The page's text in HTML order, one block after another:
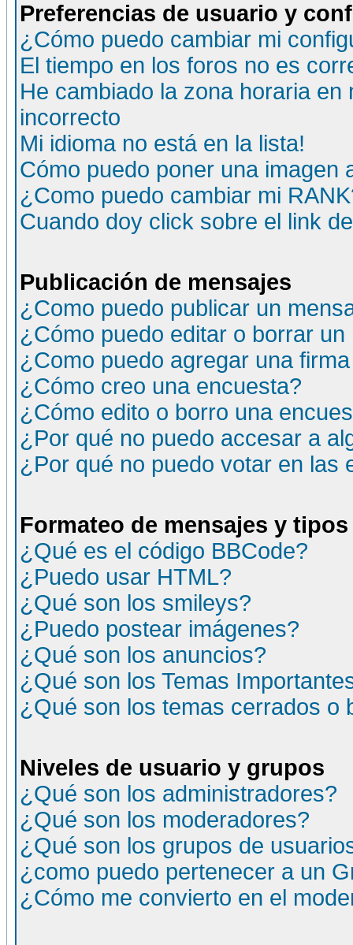
Preferencias de usuario y
¿Cómo puedo cambiar mi
El tiempo en los foros no es
He cambiado la zona horaria
incorrecto
Mi idioma no está en la lista!
Cómo puedo poner una imagen
¿Como puedo cambiar mi
Cuando doy click sobre el link
Publicación de mensajes
¿Como puedo publicar un
¿Cómo puedo editar o borrar un
¿Como puedo agregar una
¿Cómo creo una encuesta?
¿Cómo edito o borro una
¿Por qué no puedo accesar a
¿Por qué no puedo votar en las
Formateo de mensajes y
¿Qué es el código BBCode?
¿Puedo usar HTML?
¿Qué son los smileys?
¿Puedo postear imágenes?
¿Qué son los anuncios?
¿Qué son los Temas
¿Qué son los temas cerrados o
Niveles de usuario y grupos
¿Qué son los administradores?
¿Qué son los moderadores?
¿Qué son los grupos de
¿como puedo pertenecer a un
¿Cómo me convierto en el